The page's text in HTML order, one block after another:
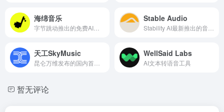
海绵音乐 Stable Audio
天工SkyMusic WellSaid Labs
AI文本转语音工具
暂无评论